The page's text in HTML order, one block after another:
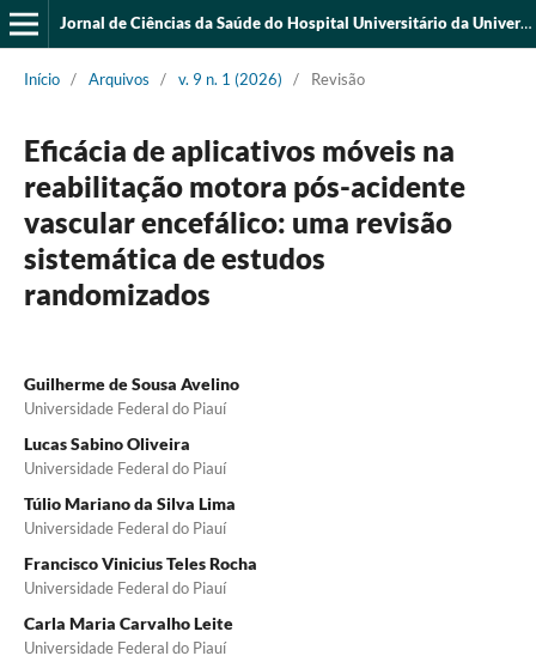
Jornal de Ciências da Saúde do Hospital Universitário da Universidade Federal do Piauí
Início / Arquivos / v. 9 n. 1 (2026) / Revisão
Eficácia de aplicativos móveis na
reabilitação motora pós-acidente
vascular encefálico: uma revisão
sistemática de estudos
randomizados
Guilherme de Sousa Avelino
Universidade Federal do Piauí
Lucas Sabino Oliveira
Universidade Federal do Piauí
Túlio Mariano da Silva Lima
Universidade Federal do Piauí
Francisco Vinicius Teles Rocha
Universidade Federal do Piauí
Carla Maria Carvalho Leite
Universidade Federal do Piauí